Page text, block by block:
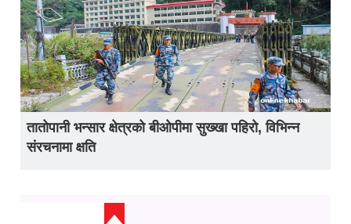
तातोपानी भन्सार क्षेत्रको बीओपीमा सुख्खा पहिरो, विभिन्न
संरचनामा क्षति